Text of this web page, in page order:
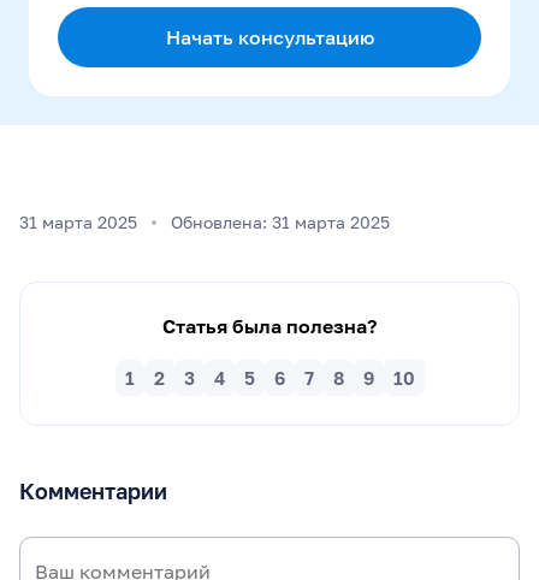
Начать консультацию
31 марта 2025 Обновлена: 31 марта 2025
Статья была полезна?
10
9
8
7
6
5
4
3
2
1
Комментарии